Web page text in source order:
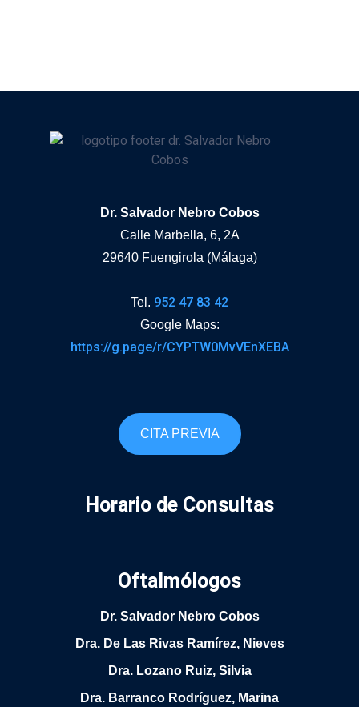
Dr. Salvador Nebro Cobos
Calle Marbella, 6, 2A
29640 Fuengirola (Málaga)
Tel. 952 47 83 42
Google Maps:
https://g.page/r/CYPTW0MvVEnXEBA
CITA PREVIA
Horario de Consultas
Oftalmólogos
Dr. Salvador Nebro Cobos
Dra. De Las Rivas Ramírez, Nieves
Dra. Lozano Ruiz, Silvia
Dra. Barranco Rodríguez, Marina